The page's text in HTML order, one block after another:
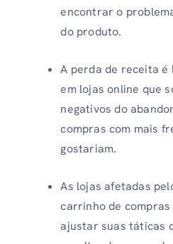
encontrar o
do produto.
A perda de receita
em lojas online que
negativos do
compras com mais
gostariam.
As lojas afetadas
carrinho de compras
ajustar suas táticas